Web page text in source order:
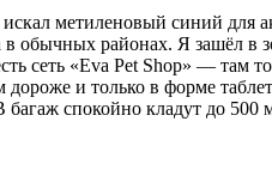
метиленовый синий
в обычных районах. Я
сеть «Eva Pet Shop» —
дороже и только в форме
багаж спокойно кладут до 500